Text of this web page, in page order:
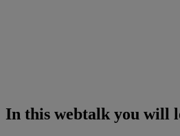
In this webtalk you will